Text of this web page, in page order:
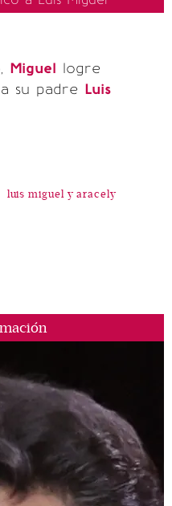
Miguel logre
su padre Luis
luis miguel y aracely